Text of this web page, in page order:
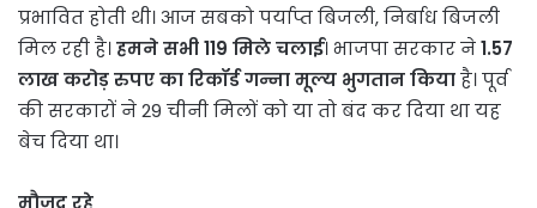
प्रभावित होती थी। आज सबको पर्याप्त बिजली, निर्बाध बिजली
मिल रही है।हमने सभी 119 मिले चलाई। भाजपा सरकार ने1.57
लाख करोड़ रुपए का रिकॉर्ड गन्ना मूल्य भुगतान कियाहै। पूर्व
की सरकारों ने 29 चीनी मिलों को या तो बंद कर दिया था यह
बेच दिया था।
मौजूद रहे